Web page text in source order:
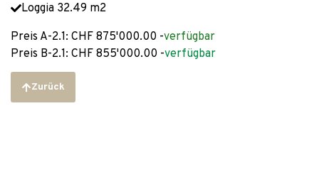
Loggia 32.49 m2
Preis A-2.1: CHF 875'000.00 -verfügbar
Preis B-2.1: CHF 855'000.00 -verfügbar
Zurück